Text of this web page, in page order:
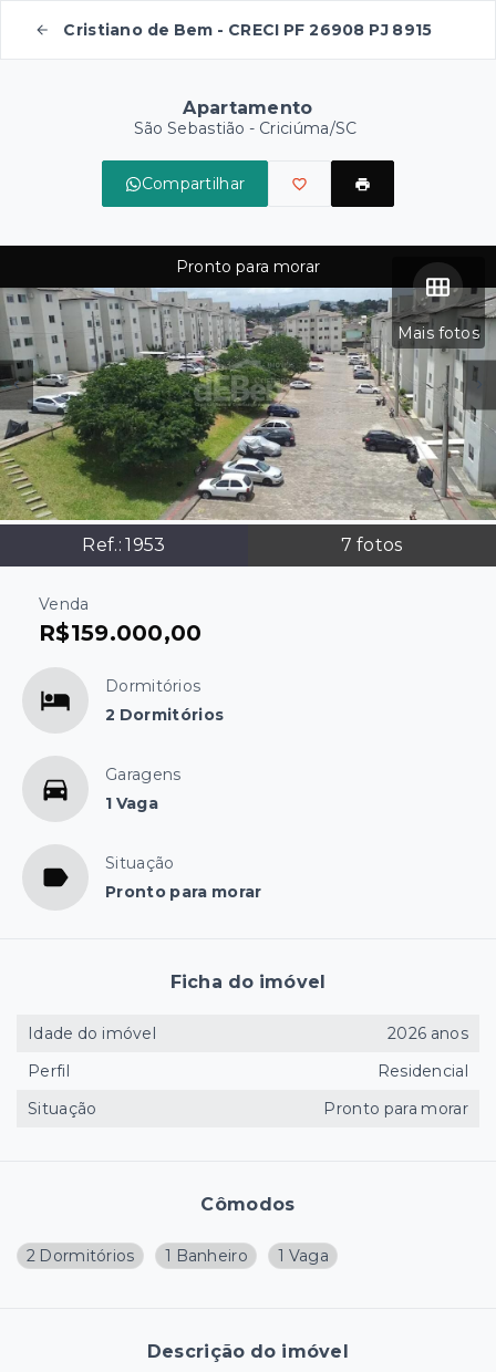
Cristiano de Bem - CRECI PF 26908 PJ 8915
Apartamento
São Sebastião - Criciúma/SC
Compartilhar
Mais fotos
Ref.:1953 7 fotos
Pronto para morar
Venda
R$159.000,00
Dormitórios
2 Dormitórios
Garagens
1 Vaga
Situação
Pronto para morar
Cômodos
2 Dormitórios 1 Banheiro 1 Vaga
Descrição do imóvel
Ficha do imóvel
Idade do imóvel
2026 anos
Perfil
Residencial
Situação
Pronto para morar